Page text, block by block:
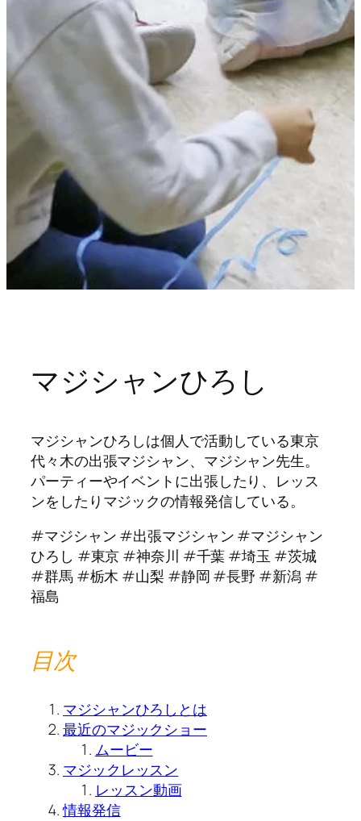
マジシャンひろし
マジシャンひろしは個人で活動している東京
代々木の出張マジシャン、マジシャン先生。
パーティーやイベントに出張したり、レッス
ンをしたりマジックの情報発信している。
#マジシャン #出張マジシャン #マジシャン
ひろし #東京 #神奈川 #千葉 #埼玉 #茨城
#群馬 #栃木 #山梨 #静岡 #長野 #新潟 #
福島
目次
マジシャンひろしとは
最近のマジックショー
ムービー
マジックレッスン
レッスン動画
情報発信